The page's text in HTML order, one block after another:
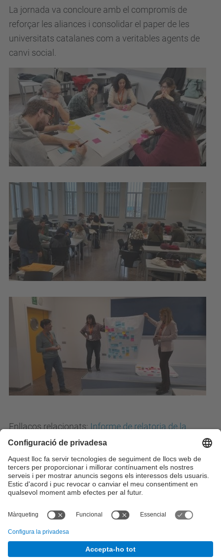
La jornada va concloure amb el compromís de
reforçar les aliances i consolidar el paper de les
universitats catalanes com a veritables agents de
canvi social.
Enllaços relacionats: Informe de relatoria de la
jornada
Cooperació